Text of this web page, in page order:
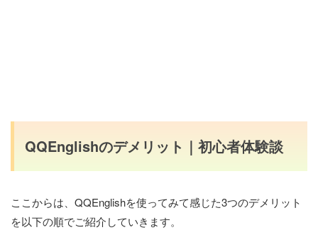
QQEnglishのデメリット｜初心者体験談
ここからは、QQEnglishを使ってみて感じた3つのデメリット
を以下の順でご紹介していきます。